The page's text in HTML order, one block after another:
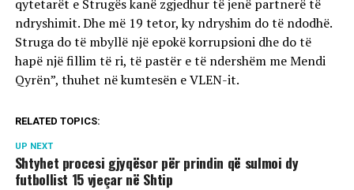
qytetarët e Strugës kanë zgjedhur të jenë partnerë të
ndryshimit. Dhe më 19 tetor, ky ndryshim do të ndodhë.
Struga do të mbyllë një epokë korrupsioni dhe do të
hapë një fillim të ri, të pastër e të ndershëm me Mendi
Qyrën”, thuhet në kumtesën e VLEN-it.
RELATED TOPICS:
UP NEXT
Shtyhet procesi gjyqësor për prindin që sulmoi dy
futbollist 15 vjeçar në Shtip